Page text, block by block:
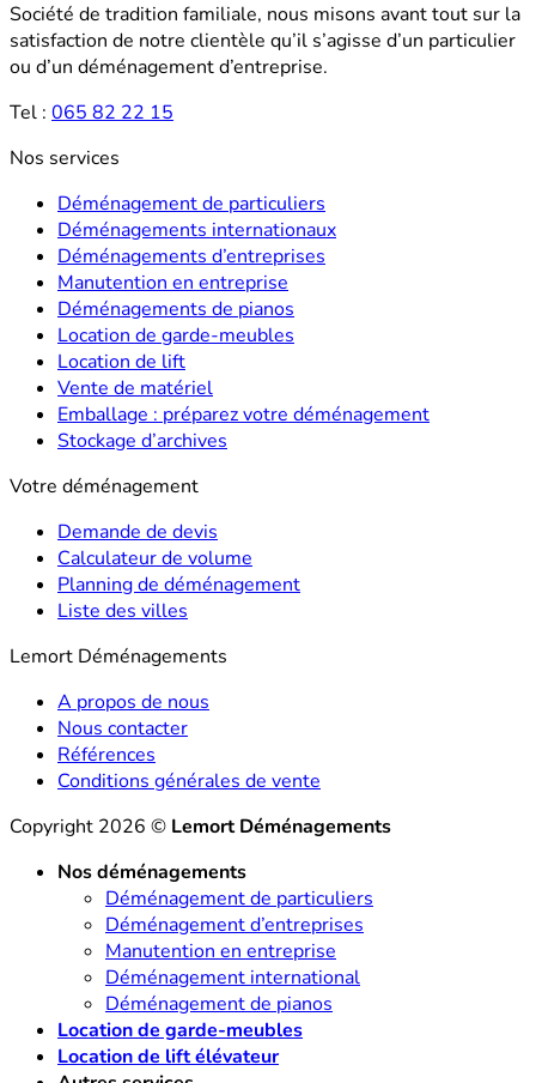
Société de tradition familiale, nous misons avant tout sur la
satisfaction de notre clientèle qu’il s’agisse d’un particulier
ou d’un déménagement d’entreprise.
Tel : 065 82 22 15
Nos services
Déménagement de particuliers
Déménagements internationaux
Déménagements d’entreprises
Manutention en entreprise
Déménagements de pianos
Location de garde-meubles
Location de lift
Vente de matériel
Emballage : préparez votre déménagement
Stockage d’archives
Votre déménagement
Demande de devis
Calculateur de volume
Planning de déménagement
Liste des villes
Lemort Déménagements
A propos de nous
Nous contacter
Références
Conditions générales de vente
Copyright 2026 © Lemort Déménagements
Nos déménagements
Déménagement de particuliers
Déménagement d’entreprises
Manutention en entreprise
Déménagement international
Déménagement de pianos
Location de garde-meubles
Location de lift élévateur